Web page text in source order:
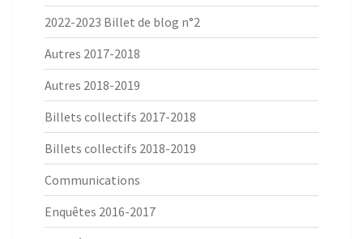
2022-2023 Billet de blog n°2
Autres 2017-2018
Autres 2018-2019
Billets collectifs 2017-2018
Billets collectifs 2018-2019
Communications
Enquêtes 2016-2017